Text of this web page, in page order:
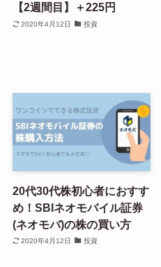
【2週間目】＋225円
2020年4月12日 投資
20代30代株初心者におすす
め！SBIネオモバイル証券
(ネオモバ)の株の買い方
2020年4月12日 投資